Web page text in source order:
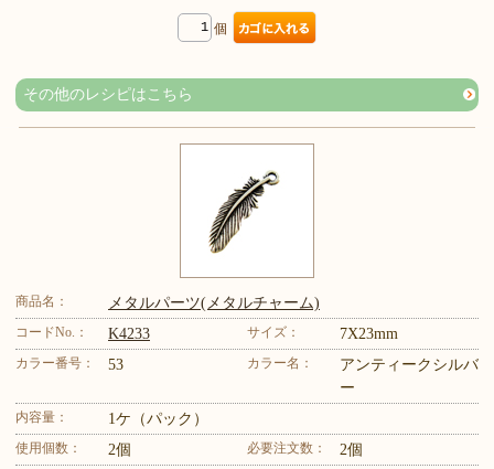
個
その他のレシピはこちら
商品名： メタルパーツ(メタルチャーム)
コードNo.： K4233 サイズ： 7X23mm
カラー番号： 53 カラー名：
アンティークシルバ
ー
内容量： 1ケ（パック）
使用個数： 2個 必要注文数： 2個